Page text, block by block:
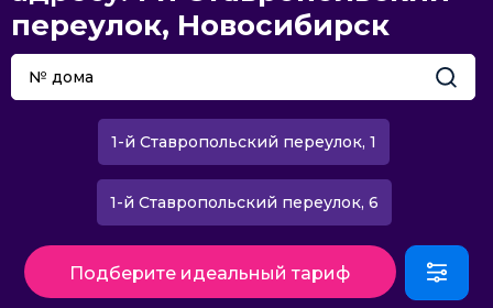
переулок, Новосибирск
1-й Ставропольский переулок, 1
1-й Ставропольский переулок, 6
Подберите идеальный тариф